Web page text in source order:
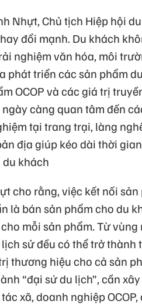
Nhựt, Chủ tịch Hiệp hội
đổi mạnh. Du khách
nghiệm văn hóa, môi
phát triển các sản phẩm
OCOP và các giá trị
càng quan tâm đến
tại trang trại, làng
địa giúp kéo dài thời
khách
cho rằng, việc kết nối
là bán sản phẩm cho du
mỗi sản phẩm. Từ
sử đều có thể trở
thương hiệu cho cả sản
“đại sứ du lịch”, cần
xã, doanh nghiệp